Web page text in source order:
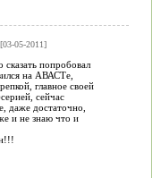
[03-05-2011]
попробовал
на АВАСТе,
главное своей
сейчас
даже достаточно,
и не знаю что и